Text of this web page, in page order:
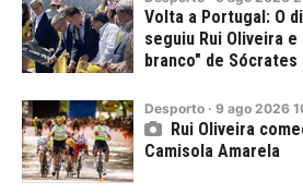
Volta a Portugal: O
seguiu Rui Oliveira
branco" de Sócrates
Desporto · 9 ago 2026
Rui Oliveira
Camisola Amarela